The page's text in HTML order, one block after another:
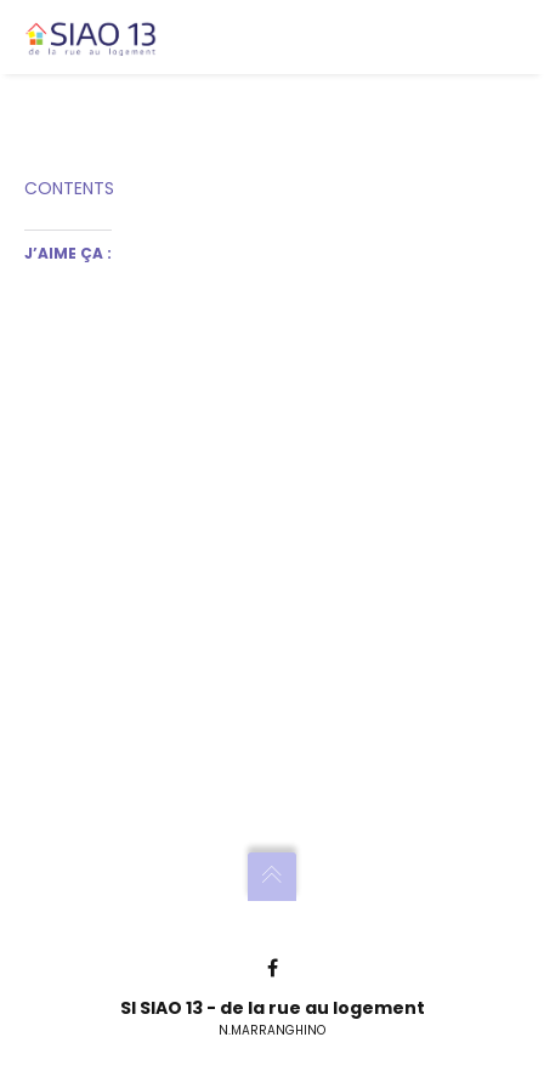
CONTENTS
J’AIME ÇA :
SI SIAO 13 - de la rue au logement
N.MARRANGHINO